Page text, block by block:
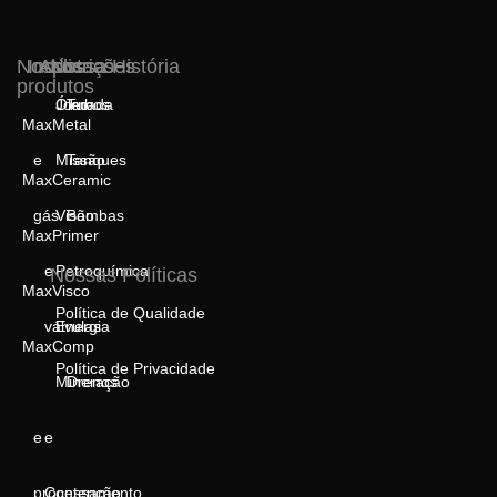
Nossos
produtos
MaxMetal
MaxCeramic
MaxPrimer
MaxVisco
MaxComp
Indústrias
Óleo
e
gás
Petroquímica
Energia
Mineração
e
processamento
Aplicações
Tubos
Tanques
Bombas
e
válvulas
Drenos
e
Contenção
Nossa História
Jornada
Missão
Visão
Nossas Políticas
Política de Qualidade
Política de Privacidade